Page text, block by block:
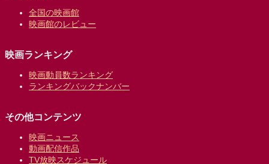
全国の映画館
映画館のレビュー
映画ランキング
映画動員数ランキング
ランキングバックナンバー
その他コンテンツ
映画ニュース
動画配信作品
TV放映スケジュール